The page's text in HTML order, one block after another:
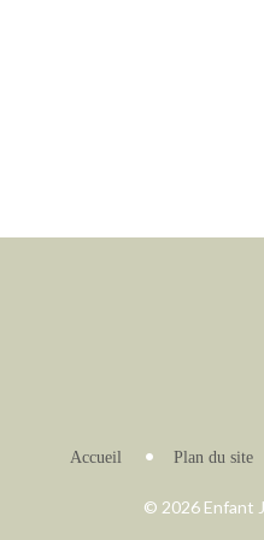
Accueil Plan du site
© 2026 Enfant